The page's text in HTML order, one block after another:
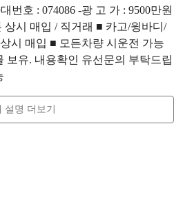
번호 : 074086 -광 고 가 : 9500만원
상시 매입 / 직거래 ■ 카고/윙바디/
시 매입 ■ 모든차량 시운전 가능
보유. 내용확인 유선문의 부탁드립
설명 더보기